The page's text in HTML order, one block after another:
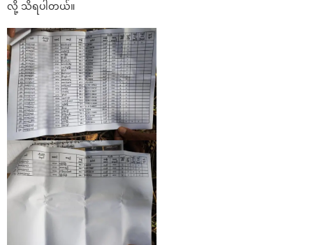
လို့ သိရပါတယ်။